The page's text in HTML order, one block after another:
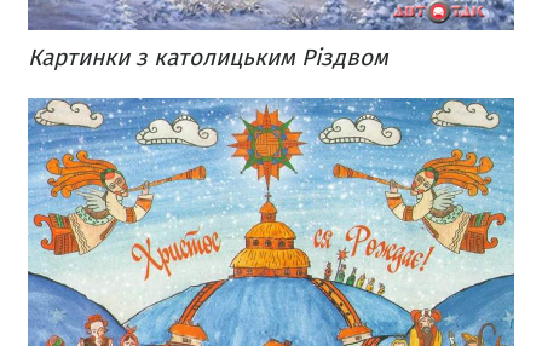
Картинки з католицьким Різдвом